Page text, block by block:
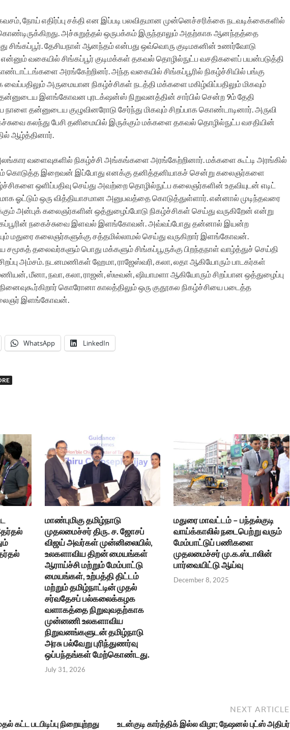
நோய் எதிர்ப்பு சக்தி என இப்படி பலவிதமான முன்னெச்சரிக்கை நடவடிக்கைகளில்
அச்சுறுத்தல் ஒருபக்கம் இருந்தாலும் அதற்காக ஆனந்தத்தை
சிங்கப்பூர். தேசியநாள் ஆனந்தம் என்பது ஒவ்வொரு குடிமகனின் உணர்வோடு
வகையில் சிங்கப்பூர் குடிமக்கள் தகவல் தொழில்நுட்ப வசதிகளைப் பயன்படுத்தி
அரங்கேற்றினர். அந்த வகையில் சிங்கப்பூரில் நிகழ்ச்சியில் பங்கு
அருமையான நிகழ்ச்சிகள் நடத்தி மக்களை மகிழ்விப்பதிலும் மிகவும்
இளங்கோவன புரடக்‌ஷன்ஸ் நிறுவனத்தின் சார்பில் சென்ற 9ம் தேதி
நாளை தன்னுடைய குழுவினரோடு சேர்ந்து மிகவும் சிறப்பாக கொண்டாடினார். அருவி
கலந்து பேசி தனிமையில் இருக்கும் மக்களை தகவல் தொழில்நுட்ப வசதியின்
ஆழ்த்தினார்.
வளைவுகளில் நிகழ்ச்சி அங்கங்களை அரங்கேற்றினார். மக்களை கூட்டி அரங்கில்
கொடுத்த இறைவன் இப்போது எனக்கு தனித்தனியாகச் சென்று கலைஞர்களை
ஒளிப்பதிவு செய்து அவற்றை தொழில்நுட்ப கலைஞர்களின் உதவியுடன் எடிட்
ஓட்டும் ஒரு வித்தியாசமான அனுபவத்தை கொடுத்துள்ளார். என்னால் முடிந்தவரை
அன்புக் கலைஞர்களின் ஒத்துழைப்போடு நிகழ்ச்சிகள் செய்து வருகிறேன் என்று
சிங்கப்பூரின் நகைச்சுவை இளவல் இளங்கோவன். அவ்வப்போது தன்னால் இயன்ற
மதுரை கலைஞர்களுக்கு சத்தமில்லாமல் செய்து வருகிறார் இளங்கோவன்.
சமூகத் தலைவர்களும் பொது மக்களும் சிங்கப்பூருக்கு பிறந்தநாள் வாழ்த்துச் செய்தி
அம்சம். நடனமணிகள் ஹேமா, ராஜேஸ்வரி, கலா, லதா ஆகியோரும் பாடகர்கள்
மீனா, நவா, கலா, ராஜன், ஸ்டீவன், ஷியாமளா ஆகியோரும் சிறப்பான ஒத்துழைப்பு
கொரோனா காலத்திலும் ஒரு குதூகல நிகழ்ச்சியை படைத்த
இளங்கோவன்.
WhatsApp LinkedIn
மாண்புமிகு தமிழ்நாடு
முதலமைச்சர் திரு. ச. ஜோசப்
விஜய் அவர்கள் முன்னிலையில்,
உலகளாவிய திறன் மையங்கள்
ஆராய்ச்சி மற்றும் மேம்பாட்டு
மையங்கள், உற்பத்தி திட்டம்
மற்றும் தமிழ்நாட்டின் முதல்
சர்வதேசப் பல்கலைக்கழக
வளாகத்தை நிறுவுவதற்காக
முன்னணி உலகளாவிய
நிறுவனங்களுடன் தமிழ்நாடு
அரசு பல்வேறு புரிந்துணர்வு
ஒப்பந்தங்கள் மேற்கொண்டது.
July 31, 2026
மதுரை மாவட்டம் – பந்தல்குடி
வாய்க்காலில் நடைபெற்று வரும்
மேம்பாட்டுப் பணிகளை
முதலமைச்சர் மு.க.ஸ்டாலின்
பார்வையிட்டு ஆய்வு
December 8, 2025
கட்ட படபிடிப்பு நிறையுற்றது
NEXT ARTICLE
உடன்குடி கார்த்திக் இல்ல விழா; நேஷனல் புட்ஸ் அதிபர்